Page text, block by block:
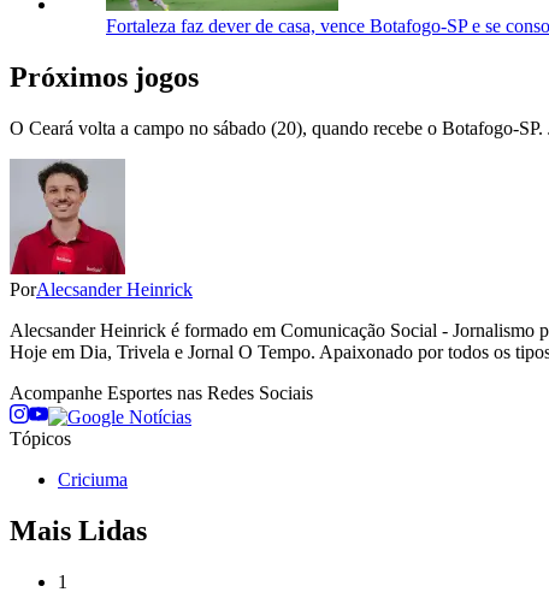
Fortaleza faz dever de casa, vence Botafogo-SP e se
Próximos jogos
O Ceará volta a campo no sábado (20), quando recebe o Botafogo-
PorAlecsander Heinrick
Alecsander Heinrick é formado em Comunicação Social - Jornalismo
Hoje em Dia, Trivela e Jornal O Tempo. Apaixonado por todos os
Acompanhe Esportes nas Redes Sociais
Tópicos
Criciuma
Mais Lidas
1